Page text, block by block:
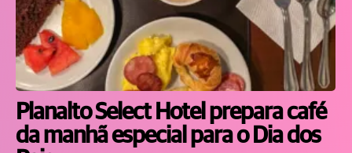
Planalto Select Hotel prepara café
da manhã especial para o Dia dos